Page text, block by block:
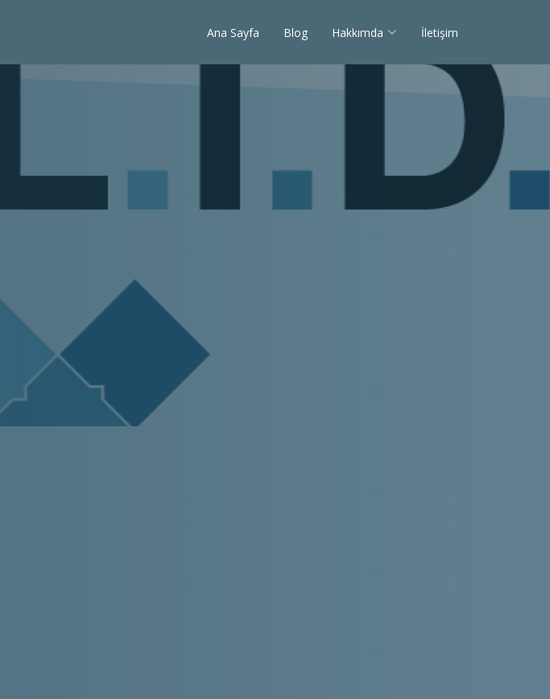
Ana Sayfa Blog Hakkımda İletişim